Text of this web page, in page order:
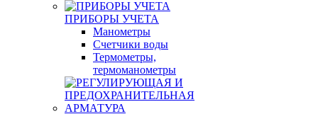
ПРИБОРЫ УЧЕТА
Манометры
Счетчики воды
Термометры,
термоманометры